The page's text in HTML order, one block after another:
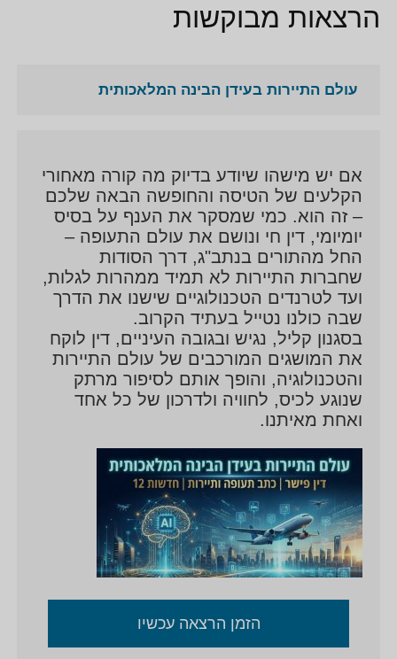
הרצאות מבוקשות
עולם התיירות בעידן הבינה המלאכותית
אם יש מישהו שיודע בדיוק מה קורה מאחורי
הקלעים של הטיסה והחופשה הבאה שלכם
– זה הוא. כמי שמסקר את הענף על בסיס
יומיומי, דין חי ונושם את עולם התעופה –
החל מהתורים בנתב"ג, דרך הסודות
שחברות התיירות לא תמיד ממהרות לגלות,
ועד לטרנדים הטכנולוגיים שישנו את הדרך
שבה כולנו נטייל בעתיד הקרוב.
בסגנון קליל, נגיש ובגובה העיניים, דין לוקח
את המושגים המורכבים של עולם התיירות
והטכנולוגיה, והופך אותם לסיפור מרתק
שנוגע לכיס, לחוויה ולדרכון של כל אחד
ואחת מאיתנו.
הזמן הרצאה עכשיו